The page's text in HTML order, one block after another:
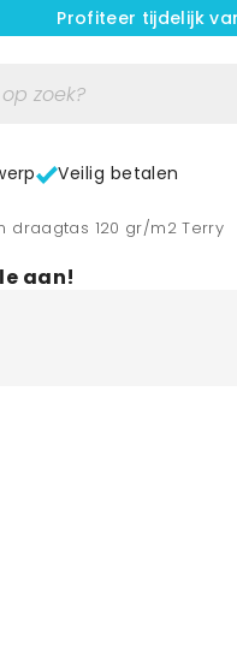
Profiteer tijdelijk
Veilig betalen
draagtas 120 gr/m2 Terry
aan!